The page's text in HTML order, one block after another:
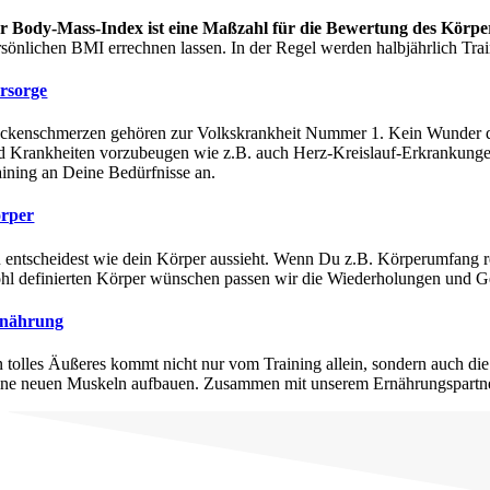
Body-Mass-Index ist eine Maßzahl für die Bewertung des
BMI errechnen lassen. In der Regel werden halbjährlich
gehören zur Volkskrankheit Nummer 1. Kein
Krankheiten vorzubeugen wie z.B. auch Herz-Kreislauf-
an Deine Bedürfnisse an.
entscheidest wie dein Körper aussieht. Wenn Du z.B.
definierten Körper wünschen passen wir die Wiederholungen und
tolles Äußeres kommt nicht nur vom Training allein, sondern auch
neuen Muskeln aufbauen. Zusammen mit unserem